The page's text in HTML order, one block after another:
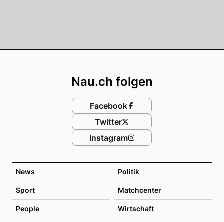
News Politik
Sport Matchcenter
People Wirtschaft
Nau.ch folgen
Facebook
Twitter
Instagram